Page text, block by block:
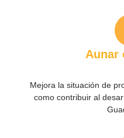
Aunar
Mejora la situación de
como contribuir al